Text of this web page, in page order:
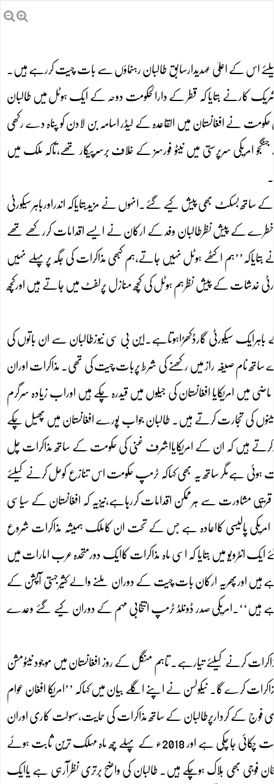
اس کے اعلیٰ عہدیدارسابق طالبان رہنماؤں سے بات چیت کررہے ہیں۔
کارنے بتایا کہ قطر کے دارالحکومت دوحہ کے ایک ہوٹل میں طالبان
نے افغانستان میں القاعدہ کے لیڈر اسامہ بن لادن کو پناہ دے رکھی
سرپرستی میں نیٹو فورسز کے خلاف برسرپیکار تھے،تاکہ ملک میں
ساتھ بسکٹ بھی پیش کیے گئے۔انہوں نے مزیدبتایاکہ اندراورباہرسیکورٹی
خطرے کے پیش نظرطالبان وفد کے ارکان نے ایسے اقدامات کررکھے تھے
اکٹھے ہوٹل نہیں جاتے،ہم کبھی مذاکرات کی جگہ پرپہلے نہیں
خدشات کے پیش نظرہم ہوٹل کی کچھ منازل پرلفٹ میں جاتے ہیں اورکچھ
باہرایک سیکورٹی گارڈکھڑاہوتاہے۔این بی سی نیوزطالبان سے ان باتوں کی
نام صیغہ راز میں رکھنے کی شرط پربات چیت کی تھی۔ مذاکرات اوران
امریکایا افغانستان کی جیلوں میں قیدرہ چکے ہیں اوراب زیادہ سرگرم
کی تجارت کرتے ہیں۔ طالبان جواب پورے افغانستان میں پھیل چکے
ہیں کہ ان کے امریکایااشرف غنی کی حکومت کے ساتھ مذاکرات چل
ہےمگر ساتھ یہ بھی کہاکہ ٹرمپ حکومت اس تنازع کوحل کرنے کیلئے
مشاورت سے ہرممکن اقدامات کررہاہے،نیزیہ کہ افغانستان کے سیاسی
پالیسی کااعادہ ہے جس کے تحت ان کاملک ہمیشہ مذاکرات شروع
انٹرویو میں بتایا کہ اسی ماہ مذاکرات کاایک دورمتحدہ عرب امارات میں
ہیں اورپھریہ ارکان بات چیت کے دوران ملنے والے کثیرجہتی آپشن کے
ہیں‘‘۔امریکی صدر ڈونلڈ ٹرمپ انتخابی مہم کے دوران کیے گئے وعدے
کرنے کیلئے تیارہے۔ تاہم منگل کے روز افغانستان میں موجود نیٹومشن
کرے گا۔ نیکولسن نے اپنے اگلے بیان میں کہاکہ ’’امریکا افغان عوام
عالمی فوج کے کردارپرطالبان کے ساتھ مذاکرات کی حمایت،سہولت کاری اوران
میں شرکت کیلئے تیارہےمگریہ امن عمل افغان سرپرستی میں ہوگا۔ اس سترہ سالہ جنگ کی بھاری قیمت چکائی جا چکی ہے اور 2018ء کے پہلے چھ ماہ مہلک ترین ثابت ہوئے
افغان فوجی بھی ہلاک ہوچکے ہیں۔ طالبان کی واضح برتری نظرآرہی ہے یاایک